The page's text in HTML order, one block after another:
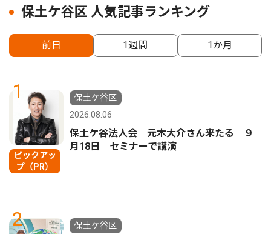
保土ケ谷区 人気記事ランキング
前日 1週間 1か月
1
ピックアッ
プ（PR）
保土ケ谷区
2026.08.06
保土ケ谷法人会 元木大介さん来たる ９
月18日 セミナーで講演
2
保土ケ谷区